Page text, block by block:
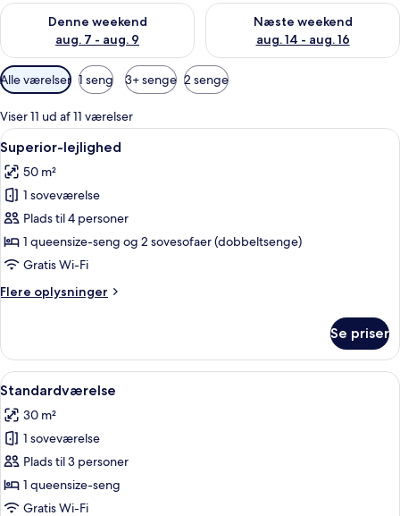
Denne weekend
aug. 7 - aug. 9
Tjek tilgængelighed for denne weekend aug. 7 - aug. 9
Næste weekend
aug. 14 - aug. 16
Tjek tilgængelighed for næste
Tilgængelige
filtre
for
værelser
Alle værelser 1 seng 3+ senge 2 senge
Viser 11 ud af 11 værelser
Indlæs
alle
billeder
af
Superior-
lejlighed
Superior-lejlighed | Minibar,
1
Superior-lejlighed
50 m²
1 soveværelse
Plads til 4 personer
1 queensize-seng og 2 sovesofaer (dobbeltsenge)
Gratis Wi-Fi
Flere oplysninger
Flere
lejlighed
Se priser
Indlæs
alle
billeder
af
Standardværelse
Standardværelse | Minibar,
1
Standardværelse
30 m²
1 soveværelse
Plads til 3 personer
1 queensize-seng
Gratis Wi-Fi